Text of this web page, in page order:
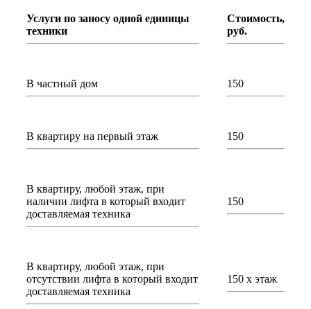
Услуги по заносу одной единицы
техники
Стоимость,
руб.
В частный дом 150
В квартиру на первый этаж 150
В квартиру, любой этаж, при
наличии лифта в который входит
доставляемая техника
150
В квартиру, любой этаж, при
отсутствии лифта в который входит
доставляемая техника
150 х этаж